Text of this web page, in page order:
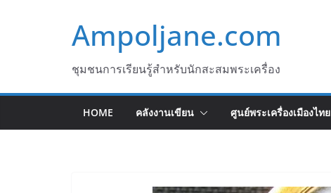
Ampoljane.com
ชุมชนการเรียนรู้สำหรับนักสะสมพระเครื่อง
HOME คลังงานเขียน ศูนย์พระเครื่องเมืองไทย